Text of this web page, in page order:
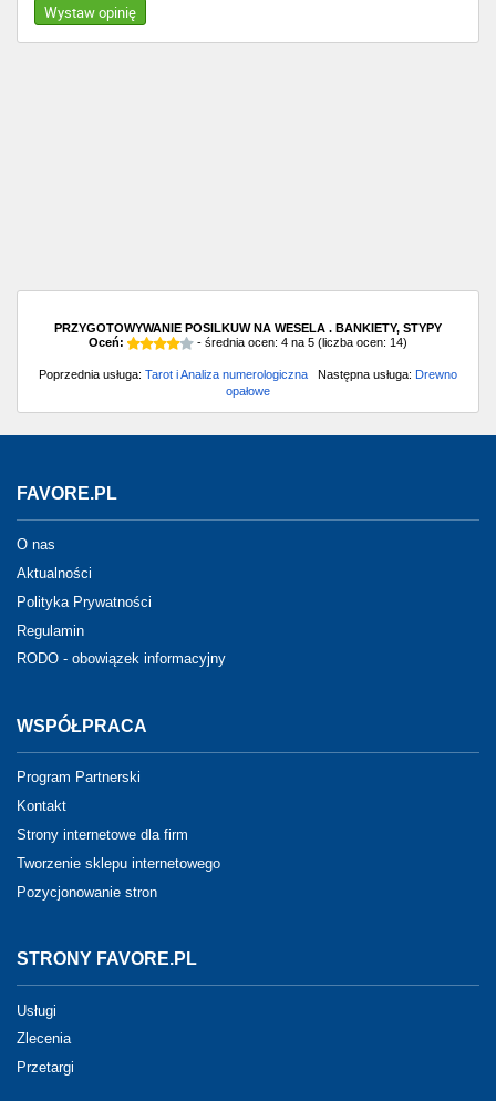
Wystaw opinię
PRZYGOTOWYWANIE POSILKUW NA WESELA . BANKIETY, STYPY
Oceń:
- średnia ocen: 4 na 5 (liczba ocen: 14)
Poprzednia usługa: Tarot i Analiza numerologiczna Następna usługa: Drewno
opałowe
FAVORE.PL
O nas
Aktualności
Polityka Prywatności
Regulamin
RODO - obowiązek informacyjny
WSPÓŁPRACA
Program Partnerski
Kontakt
Strony internetowe dla firm
Tworzenie sklepu internetowego
Pozycjonowanie stron
STRONY FAVORE.PL
Usługi
Zlecenia
Przetargi